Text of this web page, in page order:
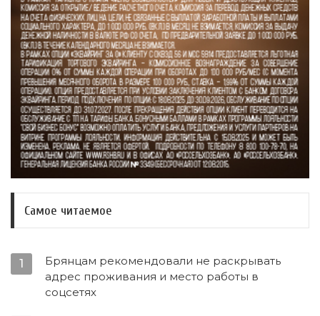
Самое читаемое
1
Брянцам рекомендовали не раскрывать
адрес проживания и место работы в
соцсетях